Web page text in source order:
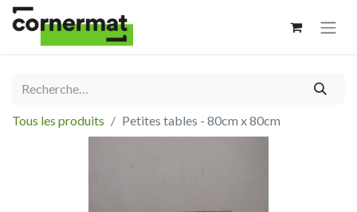
Tous les produits Petites tables - 80cm x 80cm